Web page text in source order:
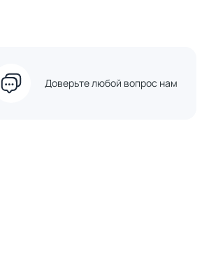
Доверьте любой вопрос нам